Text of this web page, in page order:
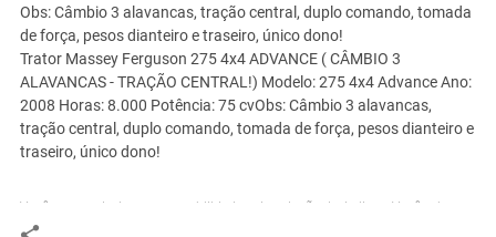
Obs: Câmbio 3 alavancas, tração central, duplo comando, tomada
de força, pesos dianteiro e traseiro, único dono!
Trator Massey Ferguson 275 4x4 ADVANCE ( CÂMBIO 3
ALAVANCAS - TRAÇÃO CENTRAL!) Modelo: 275 4x4 Advance Ano:
2008 Horas: 8.000 Potência: 75 cvObs: Câmbio 3 alavancas,
tração central, duplo comando, tomada de força, pesos dianteiro e
traseiro, único dono!
Você assume toda a responsabilidade pela cotação deste item. Você acha que
este anúncio é contra a política de Agroads?